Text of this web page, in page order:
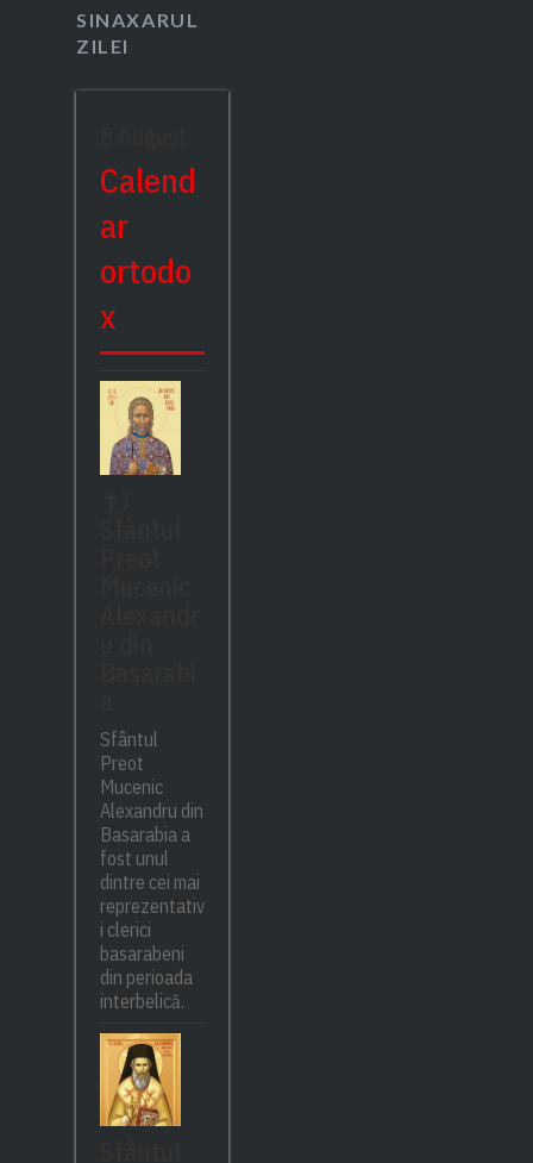
SINAXARUL
ZILEI
Calend
ar
ortodo
x
Sfântul
Preot
Mucenic
Alexandru din
Basarabia a
fost unul
dintre cei mai
reprezentativ
i clerici
basarabeni
din perioada
interbelică.